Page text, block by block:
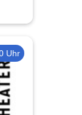
Uhr